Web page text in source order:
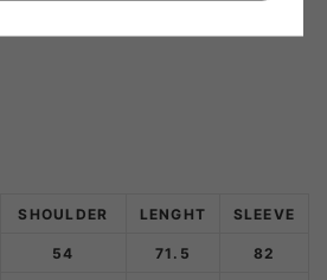
SHOULDER LENGHT
SLEEVE
54 71.5
82